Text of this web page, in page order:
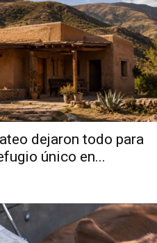
dejaron todo para
único en...